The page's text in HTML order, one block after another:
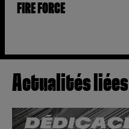
FIRE FORCE
Actualités liées